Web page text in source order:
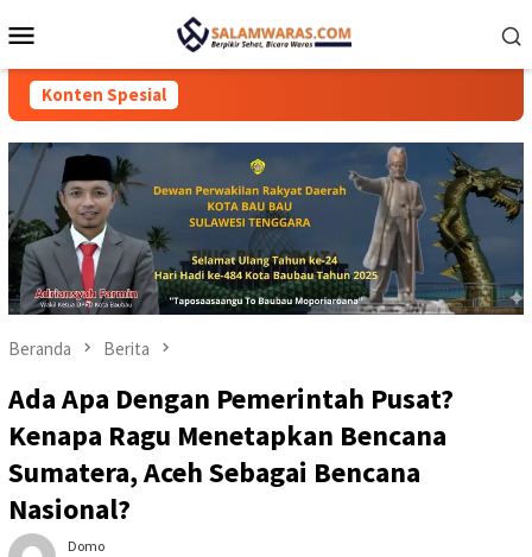
ke
Mobile
Konten Spesial
Beranda Berita
Ada Apa Dengan Pemerintah Pusat?
Kenapa Ragu Menetapkan Bencana
Sumatera, Aceh Sebagai Bencana
Nasional?
Domo